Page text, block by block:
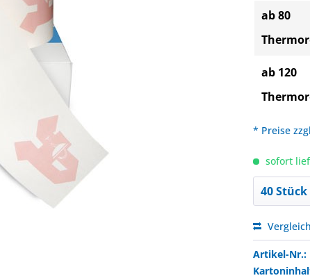
ab 80
ab 120
* Preise
sofort
Artikel-Nr.: